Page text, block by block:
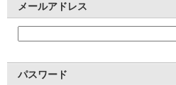
メールアドレス
パスワード